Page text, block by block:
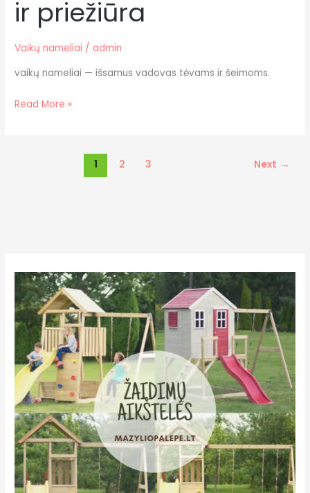
ir priežiūra
Vaikų nameliai / admin
vaikų nameliai — išsamus vadovas tėvams ir šeimoms.
ir
priežiūra
Read More »
1 2 3 Next →